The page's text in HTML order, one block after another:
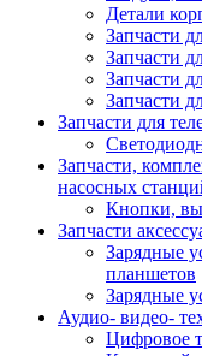
Детали
Запчасти
Запчасти
Запчасти
Запчасти
Запчасти для
Запчасти,
насосных
Кнопки,
Запчасти
Зарядные
планшетов
Зарядные
Аудио- видео-
Цифровое